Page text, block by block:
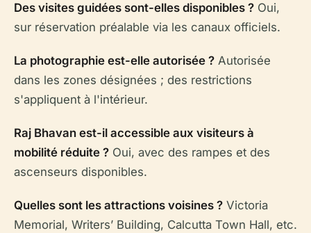
Des visites guidées sont-elles disponibles ? Oui,
sur réservation préalable via les canaux officiels.
La photographie est-elle autorisée ? Autorisée
dans les zones désignées ; des restrictions
s'appliquent à l'intérieur.
Raj Bhavan est-il accessible aux visiteurs à
mobilité réduite ? Oui, avec des rampes et des
ascenseurs disponibles.
Quelles sont les attractions voisines ? Victoria
Memorial, Writers’ Building, Calcutta Town Hall, etc.